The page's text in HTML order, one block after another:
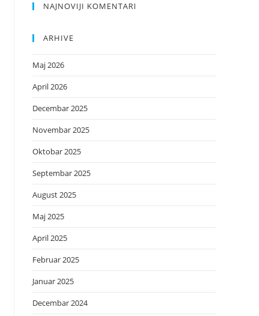
NAJNOVIJI KOMENTARI
ARHIVE
Maj 2026
April 2026
Decembar 2025
Novembar 2025
Oktobar 2025
Septembar 2025
August 2025
Maj 2025
April 2025
Februar 2025
Januar 2025
Decembar 2024